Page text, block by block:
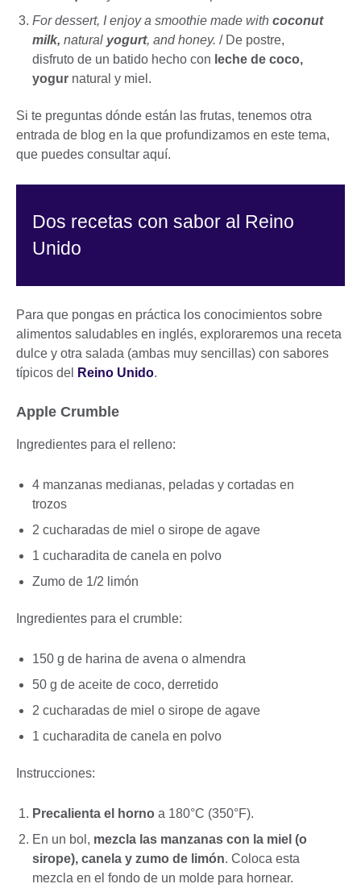
For dessert, I enjoy a smoothie made with coconut
milk, natural yogurt, and honey. / De postre,
disfruto de un batido hecho con leche de coco,
yogur natural y miel.
Si te preguntas dónde están las frutas, tenemos otra
entrada de blog en la que profundizamos en este tema,
que puedes consultar aquí.
Dos recetas con sabor al Reino
Unido
Para que pongas en práctica los conocimientos sobre
alimentos saludables en inglés, exploraremos una receta
dulce y otra salada (ambas muy sencillas) con sabores
típicos del
Reino Unido.
Apple Crumble
Ingredientes para el relleno:
4 manzanas medianas, peladas y cortadas en
trozos
2 cucharadas de miel o sirope de agave
1 cucharadita de canela en polvo
Zumo de 1/2 limón
Ingredientes para el crumble:
150 g de harina de avena o almendra
50 g de aceite de coco, derretido
2 cucharadas de miel o sirope de agave
1 cucharadita de canela en polvo
Instrucciones:
Precalienta el horno a 180°C (350°F).
En un bol, mezcla las manzanas con la miel (o
sirope), canela y zumo de limón. Coloca esta
mezcla en el fondo de un molde para hornear.